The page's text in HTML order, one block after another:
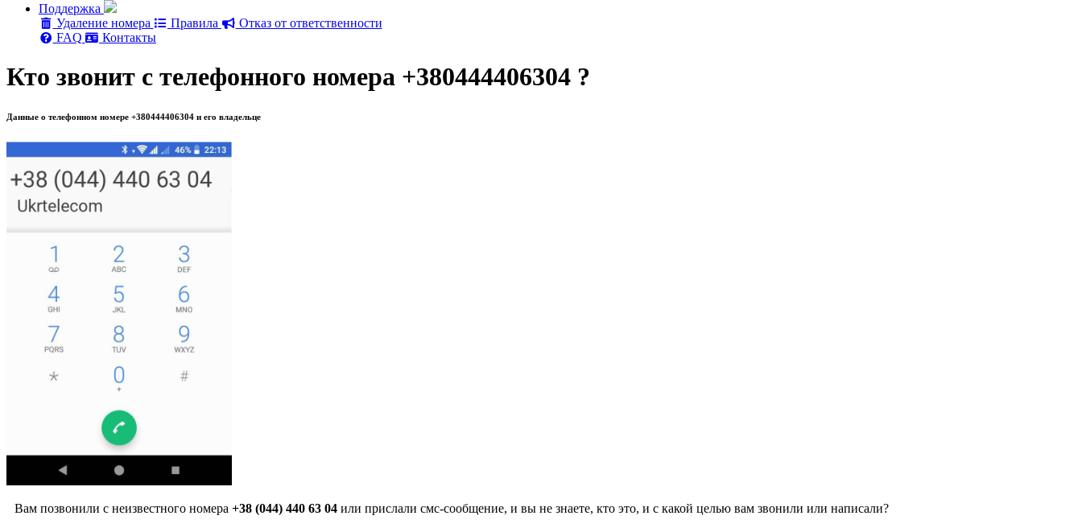
Поддержка
Удаление номера
Правила
Отказ от ответственности
FAQ
Контакты
Кто звонит с телефонного номера +380444406304 ?
Данные о телефонном номере +380444406304 и его владельце
Вам позвонили с неизвестного номера +38 (044) 440 63 04 или прислали смс-сообщение, и вы не знаете, кто это, и с какой целью вам звонили или написали?